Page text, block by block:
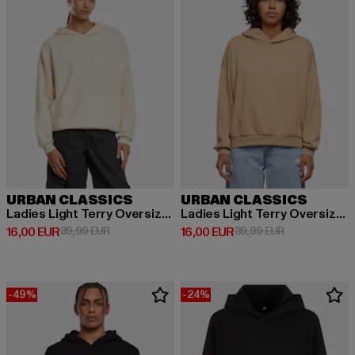
URBAN CLASSICS
Ladies Light Terry Oversized
16,00 EUR
Derzeitiger Preis: 16,00 EUR
39,99 EURAktionspreis: 39,99 EUR
URBAN CLASSICS
Ladies Light Terry Oversized
16,00 EUR
Derzeitiger Preis: 16,00 EUR
39,99 EURAktionspreis:
-49% -24%